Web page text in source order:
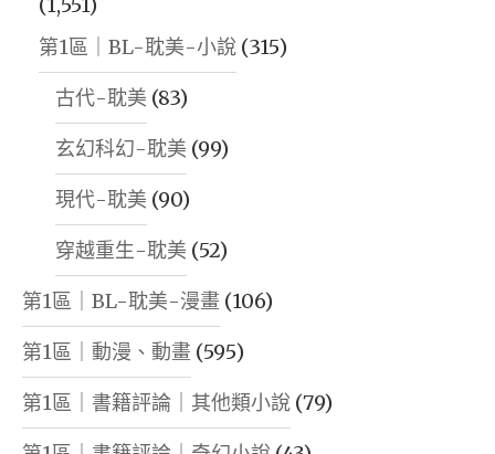
第1區｜BL-耽美-小說 (315)
古代-耽美 (83)
玄幻科幻-耽美 (99)
現代-耽美 (90)
穿越重生-耽美 (52)
第1區｜BL-耽美-漫畫 (106)
第1區｜動漫、動畫 (595)
第1區｜書籍評論｜其他類小說 (79)